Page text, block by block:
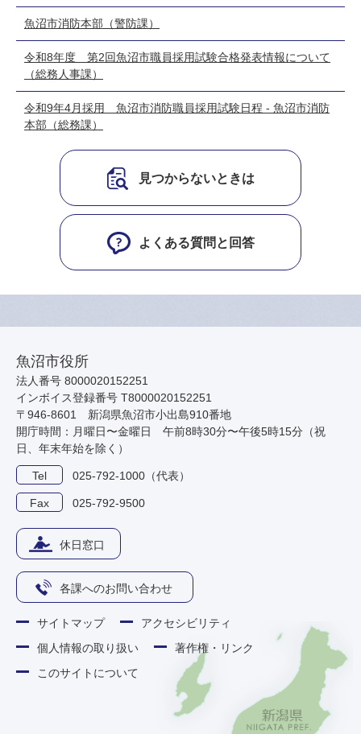
魚沼市消防本部（警防課）
令和8年度 第2回魚沼市職員採用試験合格発表情報について
（総務人事課）
令和9年4月採用 魚沼市消防職員採用試験日程 - 魚沼市消防
本部（総務課）
見つからないときは
よくある質問と回答
魚沼市役所
法人番号 8000020152251
インボイス登録番号 T8000020152251
〒946-8601 新潟県魚沼市小出島910番地
開庁時間：月曜日〜金曜日 午前8時30分〜午後5時15分（祝
日、年末年始を除く）
Tel 025-792-1000（代表）
Fax 025-792-9500
休日窓口
各課へのお問い合わせ
サイトマップ
アクセシビリティ
個人情報の取り扱い
著作権・リンク
このサイトについて